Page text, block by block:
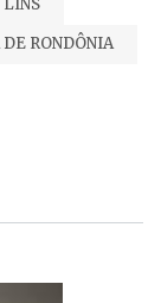
LINS
RONDÔNIA